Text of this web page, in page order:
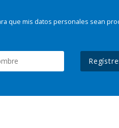
que mis datos personales sean